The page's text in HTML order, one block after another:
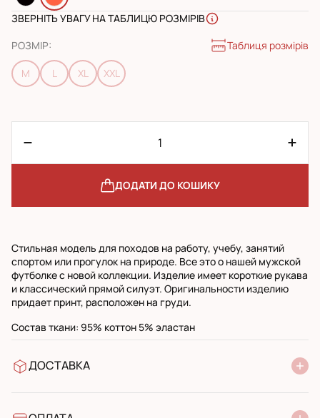
ЗВЕРНІТЬ УВАГУ НА ТАБЛИЦЮ РОЗМІРІВ
РОЗМІР: Таблиця розмірів
M L XL XXL
ДОДАТИ ДО КОШИКУ
Стильная модель для походов на работу, учебу, занятий
спортом или прогулок на природе. Все это о нашей мужской
футболке с новой коллекции. Изделие имеет короткие рукава
и классический прямой силуэт. Оригинальности изделию
придает принт, расположен на груди.
Состав ткани: 95% коттон 5% эластан
ДОСТАВКА
УкрПошта стандарт